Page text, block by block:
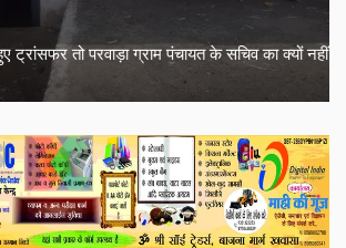
ट्रांसफर तो परवाड़ा ग्राम पंचायत के सचिव का क्यों नहीं